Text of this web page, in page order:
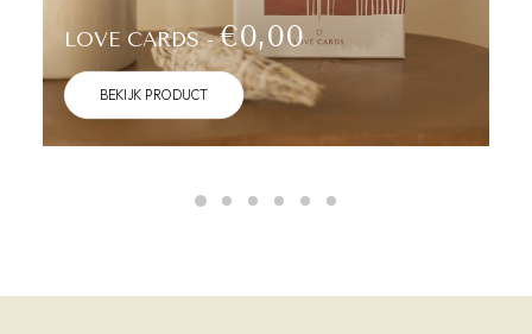
LOVE CARDS €0,00
BEKIJK PRODUCT